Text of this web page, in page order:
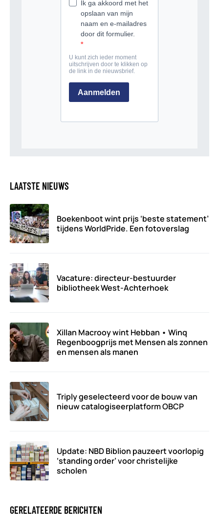
LAATSTE NIEUWS
Boekenboot wint prijs ‘beste statement’
tijdens WorldPride. Een fotoverslag
Vacature: directeur-bestuurder
bibliotheek West-Achterhoek
Xillan Macrooy wint Hebban • Winq
Regenboogprijs met Mensen als zonnen
en mensen als manen
Triply geselecteerd voor de bouw van
nieuw catalogiseerplatform OBCP
Update: NBD Biblion pauzeert voorlopig
‘standing order’ voor christelijke
scholen
GERELATEERDE BERICHTEN